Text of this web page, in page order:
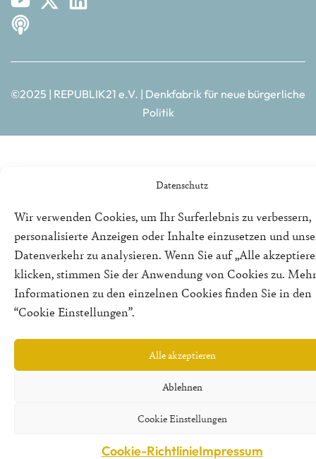
Datenschutz
Wir verwenden Cookies, um Ihr Surferlebnis zu verbessern,
personalisierte Anzeigen oder Inhalte einzusetzen und
Datenverkehr zu analysieren. Wenn Sie auf „Alle
klicken, stimmen Sie der Anwendung von Cookies zu. Mehr
Informationen zu den einzelnen Cookies finden Sie in den
“Cookie Einstellungen”.
Alle akzeptieren
Ablehnen
Cookie Einstellungen
Cookie-RichtlinieImpressum
©2025 | REPUBLIK21 e.V. | Denkfabrik für neue bürgerliche
Politik